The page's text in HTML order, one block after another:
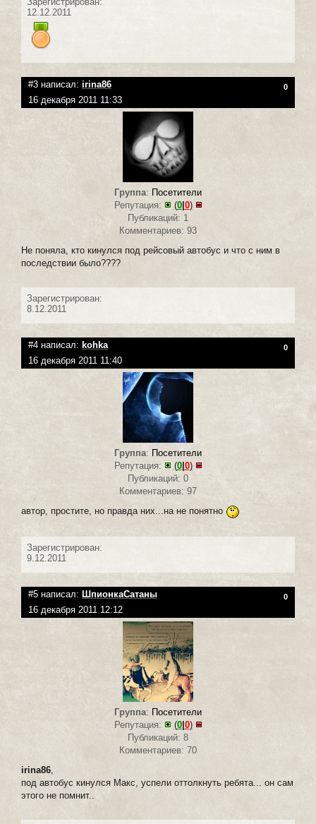
12.12.2011
#3 написал: irina86 0
16 декабря 2011 11:33
Группа: Посетители
Репутация:
(0| 0)
Публикаций: 1
Комментариев: 93
Не поняла, кто кинулся под рейсовый автобус и что с ним в
последствии было????
Зарегистрирован:
8.12.2011
#4 написал: kohka 0
16 декабря 2011 11:40
Группа: Посетители
Репутация:
(0| 0)
Публикаций: 0
Комментариев: 97
автор, простите, но правда них...на не понятно
Зарегистрирован:
9.12.2011
#5 написал: ШпионкаСатаны 0
16 декабря 2011 12:12
Группа: Посетители
Репутация:
(0|0)
Публикаций: 8
Комментариев: 70
irina86
под автобус кинулся Макс, успели оттолкнуть ребята... он сам
этого не помнит..